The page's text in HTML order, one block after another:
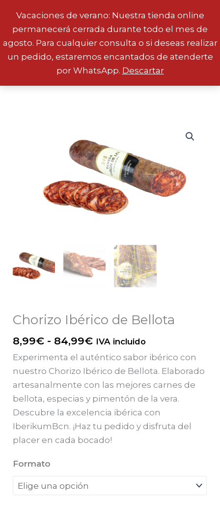
Vacaciones de verano: Nuestra tienda online
permanecerá cerrada durante todo el mes de
agosto. Para cualquier consulta o si deseas realizar
un pedido, estaremos encantados de atenderte
por WhatsApp. Descartar
al
contenido
Chorizo Ibérico de Bellota
8,99€ - 84,99€Rango
de
precios:
desde
8,99€
hasta
84,99€
IVA incluido
Experimenta el auténtico sabor ibérico con
nuestro Chorizo Ibérico de Bellota. Elaborado
artesanalmente con las mejores carnes de
bellota, especias y pimentón de la vera.
Descubre la excelencia ibérica con
IberikumBcn. ¡Haz tu pedido y disfruta del
placer en cada bocado!
Formato